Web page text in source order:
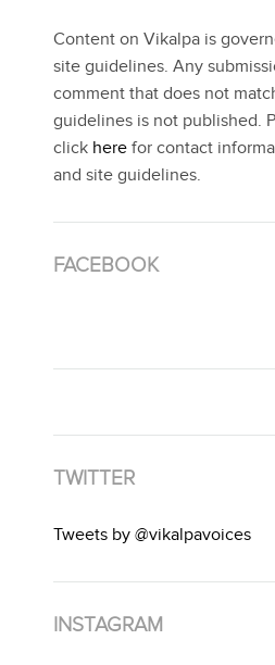
Content on Vikalpa is
site guidelines. Any
comment that does not
guidelines is not published.
click here for contact
and site guidelines.
FACEBOOK
TWITTER
Tweets by @vikalpavoices
INSTAGRAM